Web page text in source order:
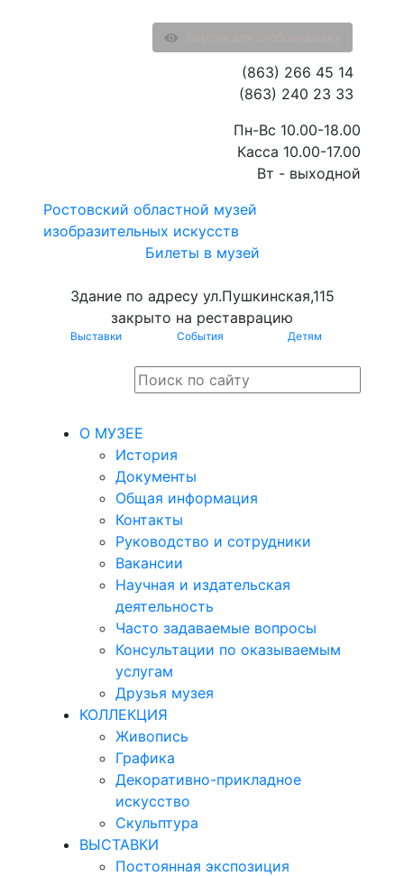
Ростовский областной музей
изобразительных искусств
Билеты в музей
Здание по адресу ул.Пушкинская,115
закрыто на реставрацию
Выставки События Детям
(863) 266 45 14
(863) 240 23 33
Пн-Вс 10.00-18.00
Касса 10.00-17.00
Вт - выходной
О МУЗЕЕ
История
Документы
Общая информация
Контакты
Руководство и сотрудники
Вакансии
Научная и издательская
деятельность
Часто задаваемые вопросы
Консультации по оказываемым
услугам
Друзья музея
КОЛЛЕКЦИЯ
Живопись
Графика
Декоративно-прикладное
искусство
Скульптура
ВЫСТАВКИ
Постоянная экспозиция